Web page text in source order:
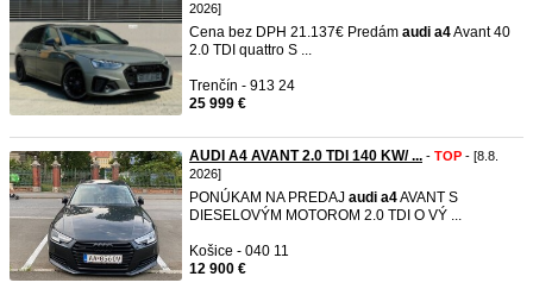
2026]
Cena bez DPH 21.137€ Predám audi a4Avant 40
2.0 TDI quattro S ...
Trenčín - 913 24
25 999 €
AUDI A4 AVANT 2.0 TDI 140 KW/ ... - TOP - [8.8.
2026]
PONÚKAM NA PREDAJ audi a4AVANT S
DIESELOVÝM MOTOROM 2.0 TDI O VÝ ...
Košice - 040 11
12 900 €